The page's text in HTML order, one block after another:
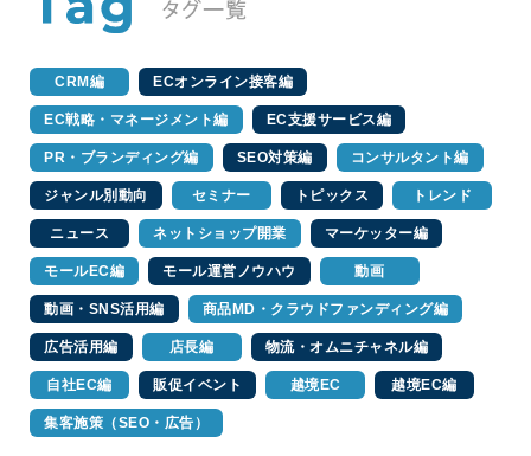
CRM編 ECオンライン接客編
EC戦略・マネージメント編 EC支援サービス編
PR・ブランディング編 SEO対策編 コンサルタント編
ジャンル別動向 セミナー トピックス トレンド
ニュース ネットショップ開業 マーケッター編
モールEC編 モール運営ノウハウ 動画
動画・SNS活用編 商品MD・クラウドファンディング編
広告活用編 店長編 物流・オムニチャネル編
自社EC編 販促イベント 越境EC 越境EC編
集客施策（SEO・広告）